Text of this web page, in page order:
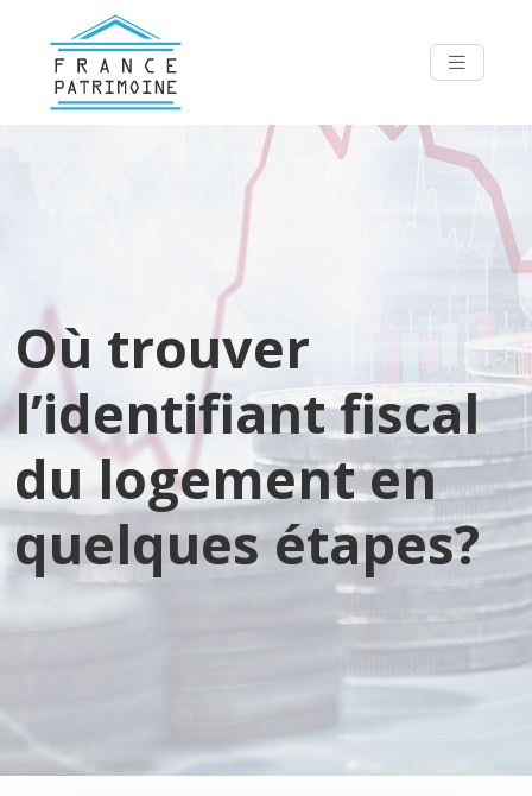
Où trouver
l’identifiant fiscal
du logement en
quelques étapes?